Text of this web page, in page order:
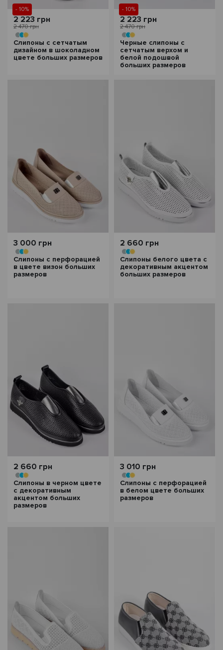
- 10%
2 223 грн
2 470 грн
Слипоны с сетчатым
дизайном в шоколадном
цвете больших размеров
- 10%
2 223 грн
2 470 грн
Черные слипоны с
сетчатым верхом и
белой подошвой
больших размеров
3 000 грн
Слипоны с перфорацией
в цвете визон больших
размеров
2 660 грн
Слипоны белого цвета с
декоративным акцентом
больших размеров
2 660 грн
Слипоны в черном цвете
с декоративным
акцентом больших
размеров
3 010 грн
Слипоны с перфорацией
в белом цвете больших
размеров